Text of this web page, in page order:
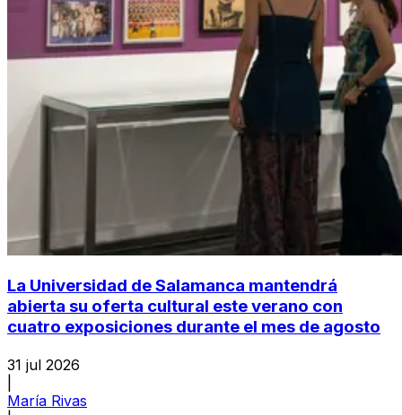
La Universidad de Salamanca mantendrá
abierta su oferta cultural este verano con
cuatro exposiciones durante el mes de agosto
31 jul 2026
María Rivas